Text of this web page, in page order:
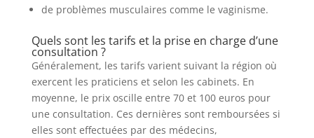
de problèmes musculaires comme le vaginisme.
Quels sont les tarifs et la prise en charge d’une
consultation ?
Généralement, les tarifs varient suivant la région où
exercent les praticiens et selon les cabinets. En
moyenne, le prix oscille entre 70 et 100 euros pour
une consultation. Ces dernières sont remboursées si
elles sont effectuées par des médecins,